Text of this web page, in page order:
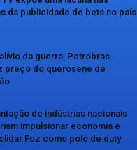
da publicidade de bets no país
da guerra, Petrobras
preço do querosene de
de indústrias nacionais
impulsionar economia e
Foz como polo de duty